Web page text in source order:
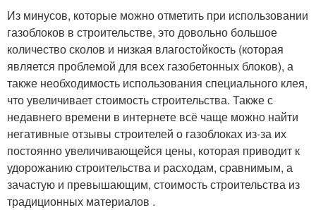
Из минусов, которые можно отметить при использовании
газоблоков в строительстве, это довольно большое
количество сколов и низкая влагостойкость (которая
является проблемой для всех газобетонных блоков), а
также необходимость использования специального клея,
что увеличивает стоимость строительства. Также с
недавнего времени в интернете всё чаще можно найти
негативные отзывы строителей о газоблоках из-за их
постоянно увеличивающейся цены, которая приводит к
удорожанию строительства и расходам, сравнимым, а
зачастую и превышающим, стоимость строительства из
традиционных материалов .